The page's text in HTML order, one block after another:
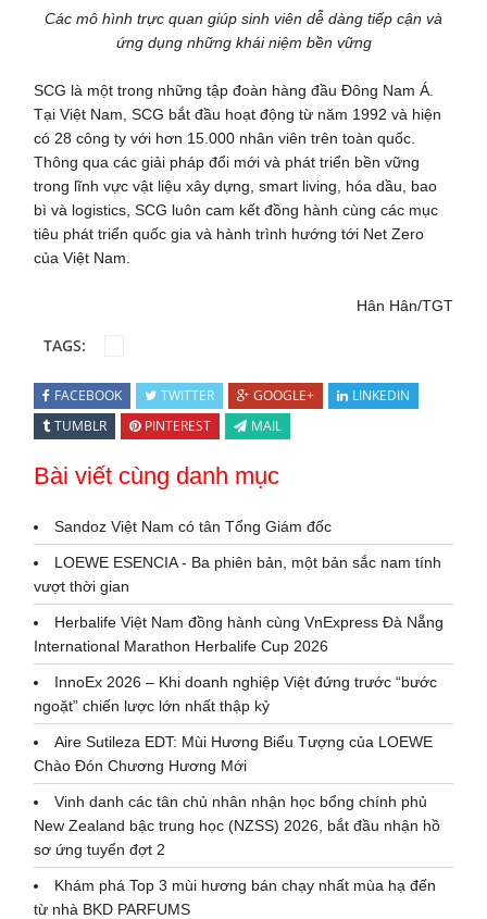
Các mô hình trực quan giúp sinh viên dễ dàng tiếp cận và
ứng dụng những khái niệm bền vững
SCG là một trong những tập đoàn hàng đầu Đông Nam Á.
Tại Việt Nam, SCG bắt đầu hoạt động từ năm 1992 và hiện
có 28 công ty với hơn 15.000 nhân viên trên toàn quốc.
Thông qua các giải pháp đổi mới và phát triển bền vững
trong lĩnh vực vật liệu xây dựng, smart living, hóa dầu, bao
bì và logistics, SCG luôn cam kết đồng hành cùng các mục
tiêu phát triển quốc gia và hành trình hướng tới Net Zero
của Việt Nam.
Hân Hân/TGT
TAGS:
FACEBOOK TWITTER GOOGLE+
LINKEDIN
TUMBLR
PINTEREST MAIL
Bài viết cùng danh mục
Sandoz Việt Nam có tân Tổng Giám đốc
LOEWE ESENCIA - Ba phiên bản, một bản sắc nam tính
vượt thời gian
Herbalife Việt Nam đồng hành cùng VnExpress Đà Nẵng
International Marathon Herbalife Cup 2026
InnoEx 2026 – Khi doanh nghiệp Việt đứng trước “bước
ngoặt” chiến lược lớn nhất thập kỷ
Aire Sutileza EDT: Mùi Hương Biểu Tượng của LOEWE
Chào Đón Chương Hương Mới
Vinh danh các tân chủ nhân nhận học bổng chính phủ
New Zealand bậc trung học (NZSS) 2026, bắt đầu nhận hồ
sơ ứng tuyển đợt 2
Khám phá Top 3 mùi hương bán chạy nhất mùa hạ đến
từ nhà BKD PARFUMS